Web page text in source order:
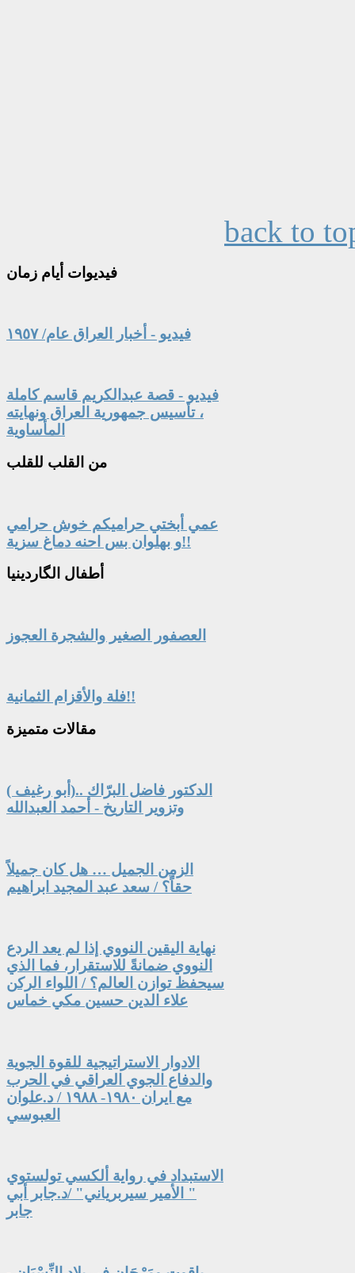
back to
فيديوات أيام زمان
فيديو - أخبار العراق عام/ ١٩٥٧
فيديو - قصة عبدالكريم قاسم كاملة
، تأسيس جمهورية العراق ونهايته
المأساوية
من القلب للقلب
عمي أبختي حراميكم خوش حرامي
و بهلوان بس احنه دماغ سزية!!
أطفال الگاردينيا
العصفور الصغير والشجرة العجوز
فلة والأقزام الثمانية!!
مقالات متميزة
الدكتور فاضل البرّاك ..(أبو رغيف )
وتزوير التاريخ - أحمد العبدالله
الزمن الجميل … هل كان جميلاً
حقاً؟ / سعد عبد المجيد ابراهيم
نهاية اليقين النووي إذا لم يعد الردع
النووي ضمانةً للاستقرار، فما الذي
سيحفظ توازن العالم؟ / اللواء الركن
علاء الدين حسين مكي خماس
الادوار الاستراتيجية للقوة الجوية
والدفاع الجوي العراقي في الحرب
مع ايران ١٩٨٠- ١٩٨٨ / د.علوان
العبوسي
الاستبداد في رواية ألكسي تولستوي
" الأمير سيربرياني" /د.جابر أبي
جابر